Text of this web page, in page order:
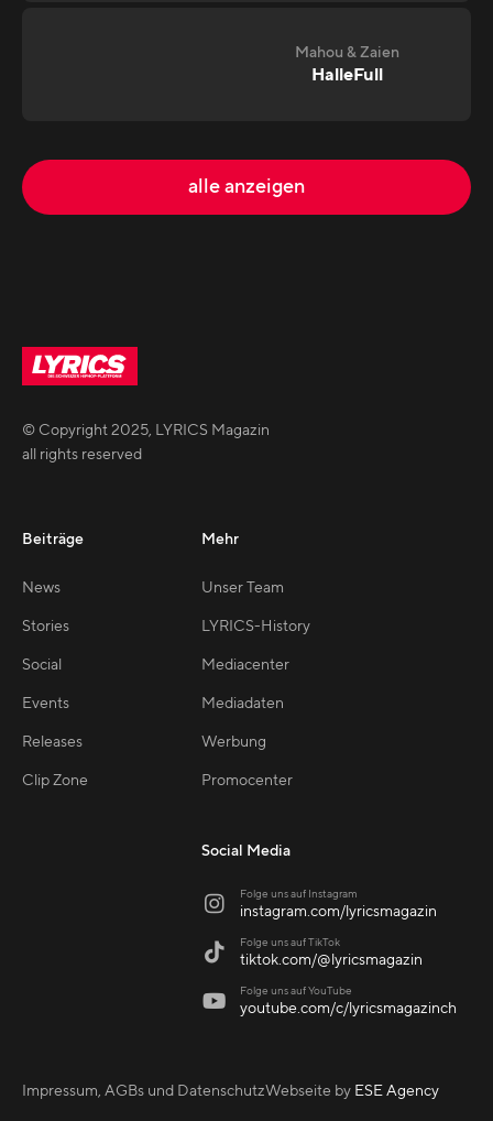
Mahou & Zaien
HalleFull
alle anzeigen
© Copyright2025, LYRICS Magazin
all rights reserved
Beiträge
News
Stories
Social
Events
Releases
Clip Zone
Mehr
Unser Team
LYRICS-History
Mediacenter
Mediadaten
Werbung
Promocenter
Social Media
 Folge uns auf Instagram
instagram.com/lyricsmagazin
 Folge uns auf TikTok
tiktok.com/@lyricsmagazin
 Folge uns auf YouTube
youtube.com/c/lyricsmagazinch
Impressum, AGBs und DatenschutzWebseite by ESE Agency